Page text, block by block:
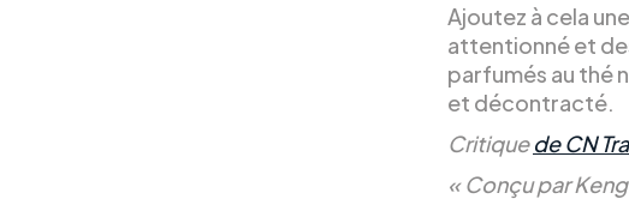
Ajoutez à cela
attentionné et
parfumés au thé
et décontracté.
Critiquede CN
« Conçu par